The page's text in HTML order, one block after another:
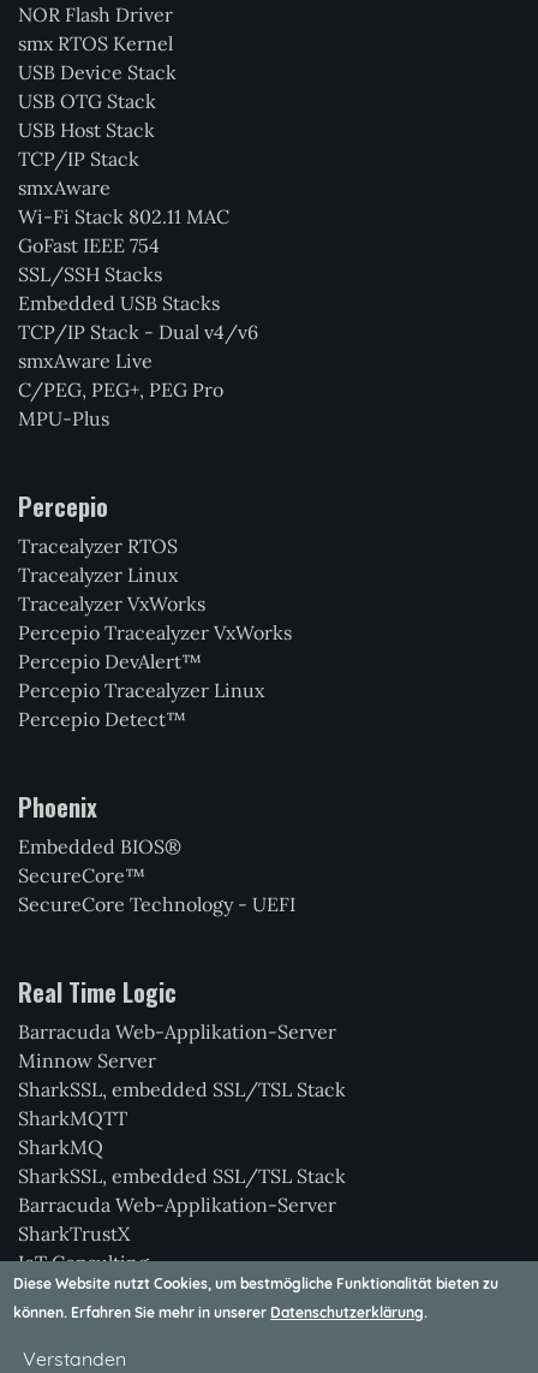
NOR Flash Driver
smx RTOS Kernel
USB Device Stack
USB OTG Stack
USB Host Stack
TCP/IP Stack
smxAware
Wi-Fi Stack 802.11 MAC
GoFast IEEE 754
SSL/SSH Stacks
Embedded USB Stacks
TCP/IP Stack - Dual v4/v6
smxAware Live
C/PEG, PEG+, PEG Pro
MPU-Plus
Percepio
Tracealyzer RTOS
Tracealyzer Linux
Tracealyzer VxWorks
Percepio Tracealyzer VxWorks
Percepio DevAlert™
Percepio Tracealyzer Linux
Percepio Detect™
Phoenix
Embedded BIOS®
SecureCore™
SecureCore Technology - UEFI
Real Time Logic
Barracuda Web-Applikation-Server
Minnow Server
SharkSSL, embedded SSL/TSL Stack
SharkMQTT
SharkMQ
SharkSSL, embedded SSL/TSL Stack
Barracuda Web-Applikation-Server
SharkTrustX
IoT Consulting
Xedge
Diese Website nutzt Cookies, um bestmögliche Funktionalität bieten zu
können. Erfahren Sie mehr in unserer Datenschutzerklärung.
Verstanden